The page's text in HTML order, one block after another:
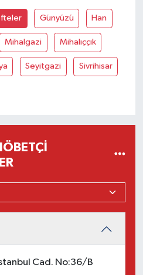
Günyüzü Han
Mihalgazi Mihalıççık
Seyitgazi Sivrihisar
Cad. No:36/B